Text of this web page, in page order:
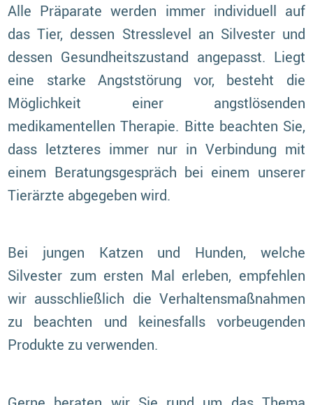
Alle Präparate werden immer individuell auf
das Tier, dessen Stresslevel an Silvester und
dessen Gesundheitszustand angepasst. Liegt
eine starke Angststörung vor, besteht die
Möglichkeit einer angstlösenden
medikamentellen Therapie. Bitte beachten Sie,
dass letzteres immer nur in Verbindung mit
einem Beratungsgespräch bei einem unserer
Tierärzte abgegeben wird.
Bei jungen Katzen und Hunden, welche
Silvester zum ersten Mal erleben, empfehlen
wir ausschließlich die Verhaltensmaßnahmen
zu beachten und keinesfalls vorbeugenden
Produkte zu verwenden.